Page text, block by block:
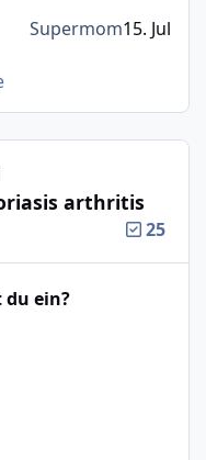
Supermom15. Jul
arthritis
25
du ein?